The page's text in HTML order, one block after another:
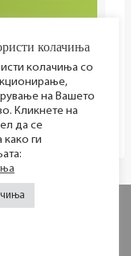
за колачиња
колачиња
колачиња со
на Вашето
Кликнете на
да се
ги